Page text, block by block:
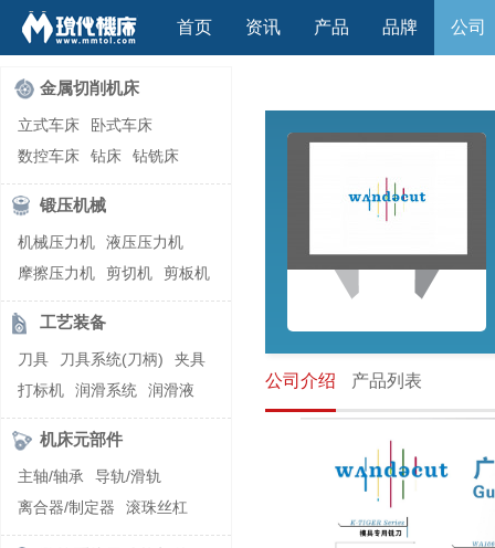
首页 资讯 产品 品牌 公司
金属切削机床
立式车床
卧式车床
数控车床
钻床
钻铣床
立式镗(铣)床
卧式镗(铣)床
龙门铣镗床
立式铣床
卧式铣床
雕刻机
平面磨床
外圆磨床
内圆磨床
龙门磨床
滚齿机\铣齿机
刨床
带锯床
车削加工中心
立式加工中心
卧式加工中心
龙门加工中心
激光快速成型
组合机床
螺纹加工机床
锻压机械
机械压力机
液压压力机
摩擦压力机
剪切机
剪板机
自动锻压机
折弯机
弯管机
快速成型机
工艺装备
刀具 刀具系统(刀柄)
夹具
打标机
润滑系统
润滑液
切削液
刃磨机
机床元部件
主轴/轴承
导轨/滑轨
离合器/制定器
滚珠丝杠
齿轮/减速器
公司介绍 产品列表